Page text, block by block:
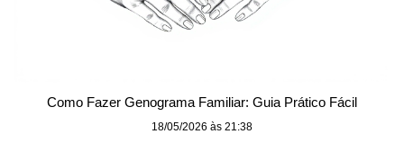
Como Fazer Genograma Familiar: Guia Prático Fácil
18/05/2026 às 21:38